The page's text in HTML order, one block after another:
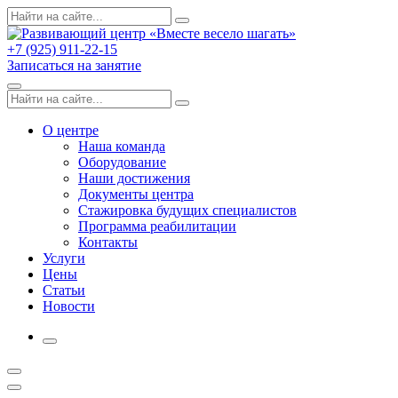
Skip
to
content
Поиск
по:
Search
+7 (925) 911-22-15
Записаться на занятие
Menu
Поиск
по:
Search
О центре
Наша команда
Оборудование
Наши достижения
Документы центра
Стажировка будущих специалистов
Программа реабилитации
Контакты
Услуги
Цены
Статьи
Новости
More
Открыть
поиск
Профиль